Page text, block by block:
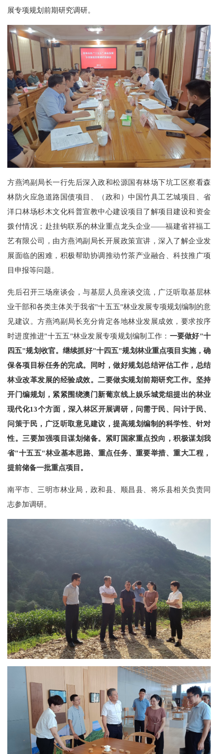
展专项规划前期研究调研。
方燕鸿副局长一行先后深入政和松源国有林场下坑工区察看森
林防火应急道路国债项目、（政和）中国竹具工艺城项目、省
洋口林场杉木文化科普宣教中心建设项目了解项目建设和资金
拨付情况；赴挂钩联系的林业重点龙头企业——福建省祥福工
艺有限公司，由方燕鸿副局长开展政策宣讲，深入了解企业发
展面临的困难，积极帮助协调推动竹茶产业融合、科技推广项
目申报等问题。
先后召开三场座谈会，与基层人员座谈交流，广泛听取基层林
业干部和各类主体关于我省"十五五"林业发展专项规划编制的意
见建议。方燕鸿副局长充分肯定各地林业发展成效，要求按序
时进度推进"十五五"林业发展专项规划编制工作： 一要做好"十
四五"规划收官。继续抓好"十四五"规划林业重点项目实施，确
保各项目标任务的完成。同时，做好规划总结评估工作，总结
林业改革发展的经验成效。 二要做实规划前期研究工作。坚持
开门编规划，紧紧围绕澳门新葡京线上娱乐城党组提出的林业
现代化13个方面，深入林区开展调研，问需于民、问计于民、
问策于民，广泛听取意见建议，提高规划编制的科学性、针对
性。 三要加强项目谋划储备。紧盯国家重点投向，积极谋划我
省"十五五"林业基本思路、重点任务、重要举措、重大工程，
提前储备一批重点项目。
南平市、三明市林业局，政和县、顺昌县、将乐县相关负责同
志参加调研。